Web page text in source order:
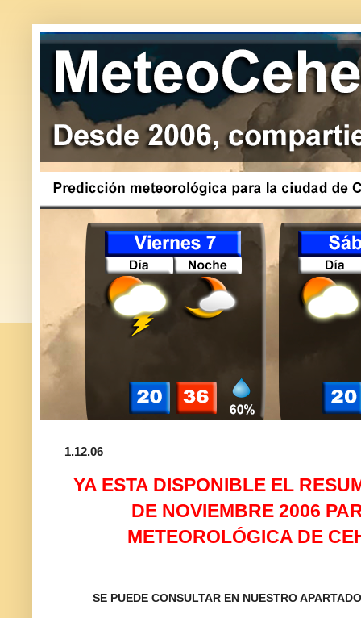
1.12.06
YA ESTA DISPONIBLE EL
DE NOVIEMBRE 2006
METEOROLÓGICA DE
SE PUEDE CONSULTAR EN NUESTRO